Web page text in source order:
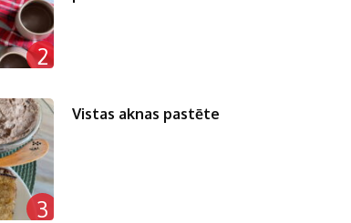
2
3
Vistas aknas pastēte